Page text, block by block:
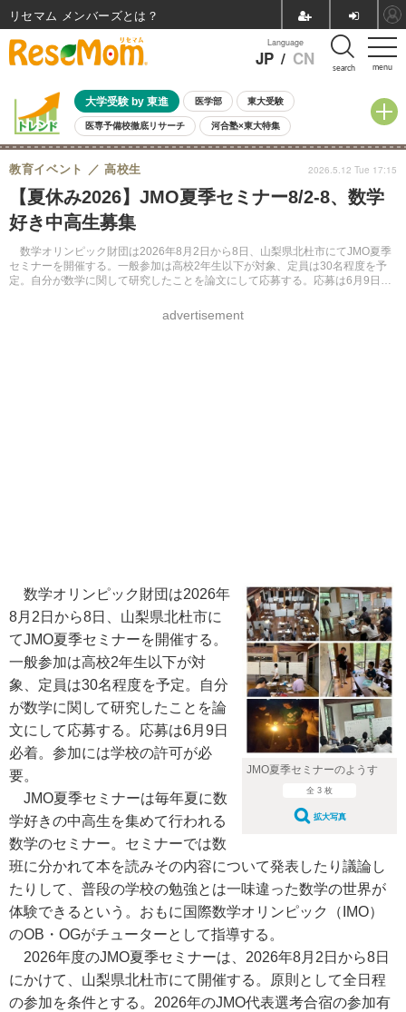
menu
Language
JP / CN search
大学受験 by 東進 医学部 東大受験
医専予備校徹底リサーチ 河合塾×東大特集
親子で考える大学選び 高校受験 中学受験 小学校受験
共通テスト 夏休み
8月開催イベント・WS 全国公立高校 過去問 人気記事
自由研究教材（小学生向け）
【夏休み2026】JMO夏季セミナー8/2-8、数学
好き中高生募集
数学オリンピック財団は2026年8月2日から8日、山梨県北杜市にてJMO夏季
セミナーを開催する。一般参加は高校2年生以下が対象、定員は30名程度を予
定。自分が数学に関して研究したことを論文にして応募する。応募は6月9日必
教育イベント 高校生
advertisement
2026.5.12 Tue 17:15
JMO夏季セミナーのようす
全 3 枚
拡大写真
数学オリンピック財団は2026年
8月2日から8日、山梨県北杜市に
てJMO夏季セミナーを開催する。
一般参加は高校2年生以下が対
象、定員は30名程度を予定。自分
が数学に関して研究したことを論
文にして応募する。応募は6月9日
必着。参加には学校の許可が必
要。
JMO夏季セミナーは毎年夏に数
学好きの中高生を集めて行われる
数学のセミナー。セミナーでは数
班に分かれて本を読みその内容について発表したり議論し
たりして、普段の学校の勉強とは一味違った数学の世界が
体験できるという。おもに国際数学オリンピック（IMO）
のOB・OGがチューターとして指導する。
2026年度のJMO夏季セミナーは、2026年8月2日から8日
にかけて、山梨県北杜市にて開催する。原則として全日程
の参加を条件とする。2026年のJMO代表選考合宿の参加有
リセマム メンバーズ